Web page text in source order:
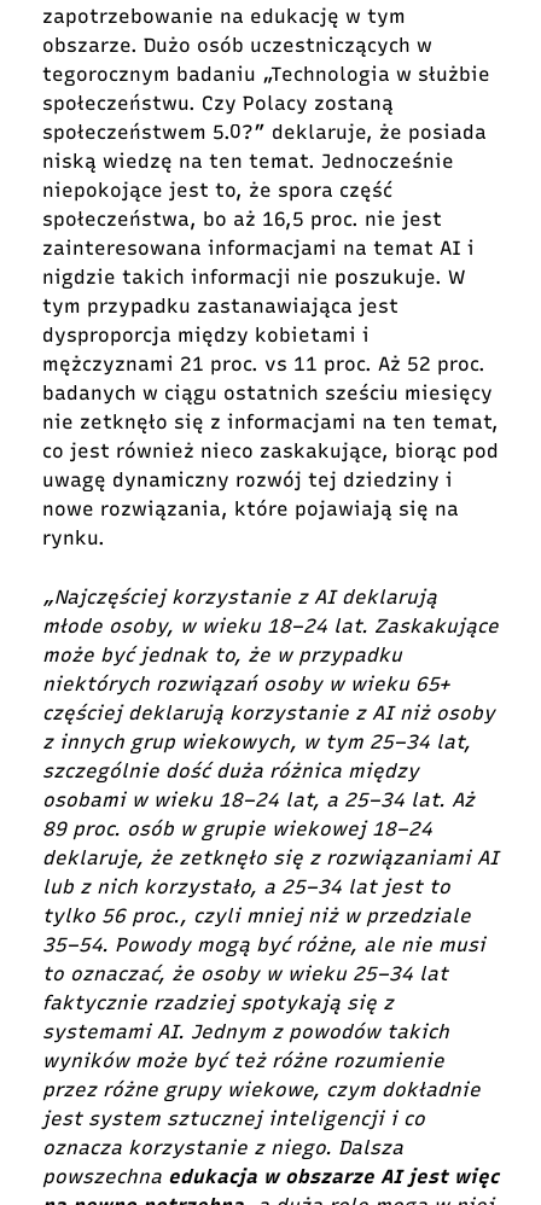
zapotrzebowanie na edukację w tym
obszarze. Dużo osób uczestniczących w
tegorocznym badaniu „Technologia w służbie
społeczeństwu. Czy Polacy zostaną
społeczeństwem 5.0?” deklaruje, że posiada
niską wiedzę na ten temat. Jednocześnie
niepokojące jest to, że spora część
społeczeństwa, bo aż 16,5 proc. nie jest
zainteresowana informacjami na temat AI i
nigdzie takich informacji nie poszukuje. W
tym przypadku zastanawiająca jest
dysproporcja między kobietami i
mężczyznami 21 proc. vs 11 proc. Aż 52 proc.
badanych w ciągu ostatnich sześciu miesięcy
nie zetknęło się z informacjami na ten temat,
co jest również nieco zaskakujące, biorąc pod
uwagę dynamiczny rozwój tej dziedziny i
nowe rozwiązania, które pojawiają się na
rynku.
„Najczęściej korzystanie z AI deklarują
młode osoby, w wieku 18–24 lat. Zaskakujące
może być jednak to, że w przypadku
niektórych rozwiązań osoby w wieku 65+
częściej deklarują korzystanie z AI niż osoby
z innych grup wiekowych, w tym 25–34 lat,
szczególnie dość duża różnica między
osobami w wieku 18–24 lat, a 25–34 lat. Aż
89 proc. osób w grupie wiekowej 18–24
deklaruje, że zetknęło się z rozwiązaniami AI
lub z nich korzystało, a 25–34 lat jest to
tylko 56 proc., czyli mniej niż w przedziale
35–54. Powody mogą być różne, ale nie musi
to oznaczać, że osoby w wieku 25–34 lat
faktycznie rzadziej spotykają się z
systemami AI. Jednym z powodów takich
wyników może być też różne rozumienie
przez różne grupy wiekowe, czym dokładnie
jest system sztucznej inteligencji i co
oznacza korzystanie z niego. Dalsza
powszechna edukacja w obszarze AI jest więc